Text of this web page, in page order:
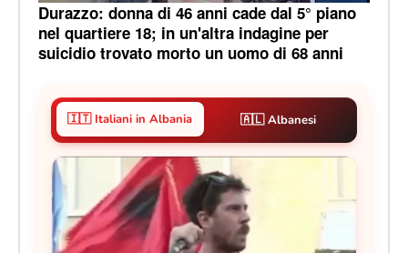
Durazzo: donna di 46 anni cade dal 5° piano
nel quartiere 18; in un'altra indagine per
suicidio trovato morto un uomo di 68 anni
🇮🇹 Italiani in Albania 🇦🇱 Albanesi